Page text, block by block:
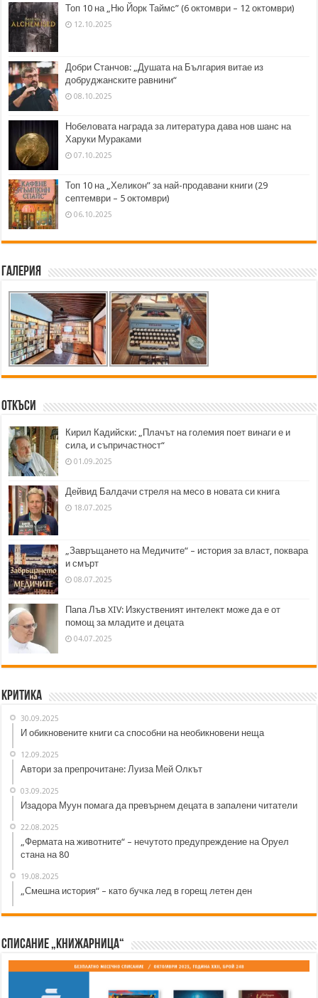
Топ 10 на „Ню Йорк Таймс” (6 октомври – 12 октомври)
12.10.2025
Добри Станчов: „Душата на България витае из
добруджанските равнини“
08.10.2025
Нобеловата награда за литература дава нов шанс на
Харуки Мураками
07.10.2025
Топ 10 на „Хеликон” за най-продавани книги (29
септември – 5 октомври)
06.10.2025
Галерия
Откъси
Кирил Кадийски: „Плачът на големия поет винаги е и
сила, и съпричастност“
01.09.2025
Дейвид Балдачи стреля на месо в новата си книга
18.07.2025
„Завръщането на Медичите“ – история за власт, поквара
и смърт
08.07.2025
Папа Лъв XIV: Изкуственият интелект може да е от
помощ за младите и децата
04.07.2025
Критика
30.09.2025
И обикновените книги са способни на необикновени неща
12.09.2025
Автори за препрочитане: Луиза Мей Олкът
03.09.2025
Изадора Муун помага да превърнем децата в запалени читатели
22.08.2025
„Фермата на животните“ – нечутото предупреждение на Оруел
стана на 80
19.08.2025
„Смешна история“ – като бучка лед в горещ летен ден
Списание „Книжарница“